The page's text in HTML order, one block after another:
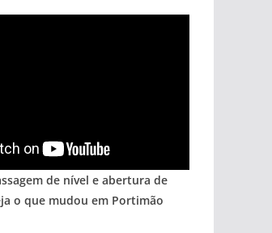
de nível e abertura de
o que mudou em Portimão